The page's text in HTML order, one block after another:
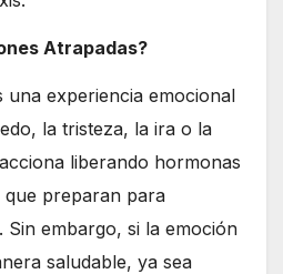
Atrapadas?
una experiencia emocional
la tristeza, la ira o la
liberando hormonas
preparan para
Sin embargo, si la emoción
saludable, ya sea